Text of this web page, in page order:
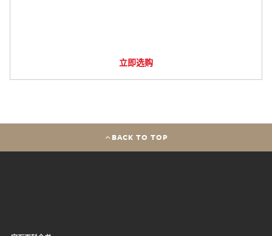
立即选购
BACK TO TOP